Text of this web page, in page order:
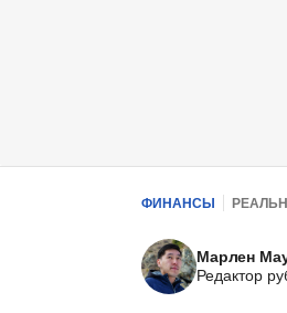
ФИНАНСЫ
Марлен
Редактор